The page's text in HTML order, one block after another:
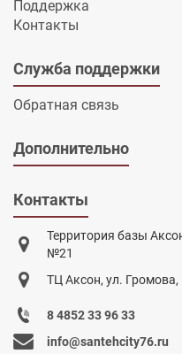
Поддержка
Контакты
Служба поддержки
Обратная связь
Дополнительно
Контакты
Территория базы
№21
ТЦ Аксон, ул. Громова,
8 4852 33 96 33
info@santehcity76.ru